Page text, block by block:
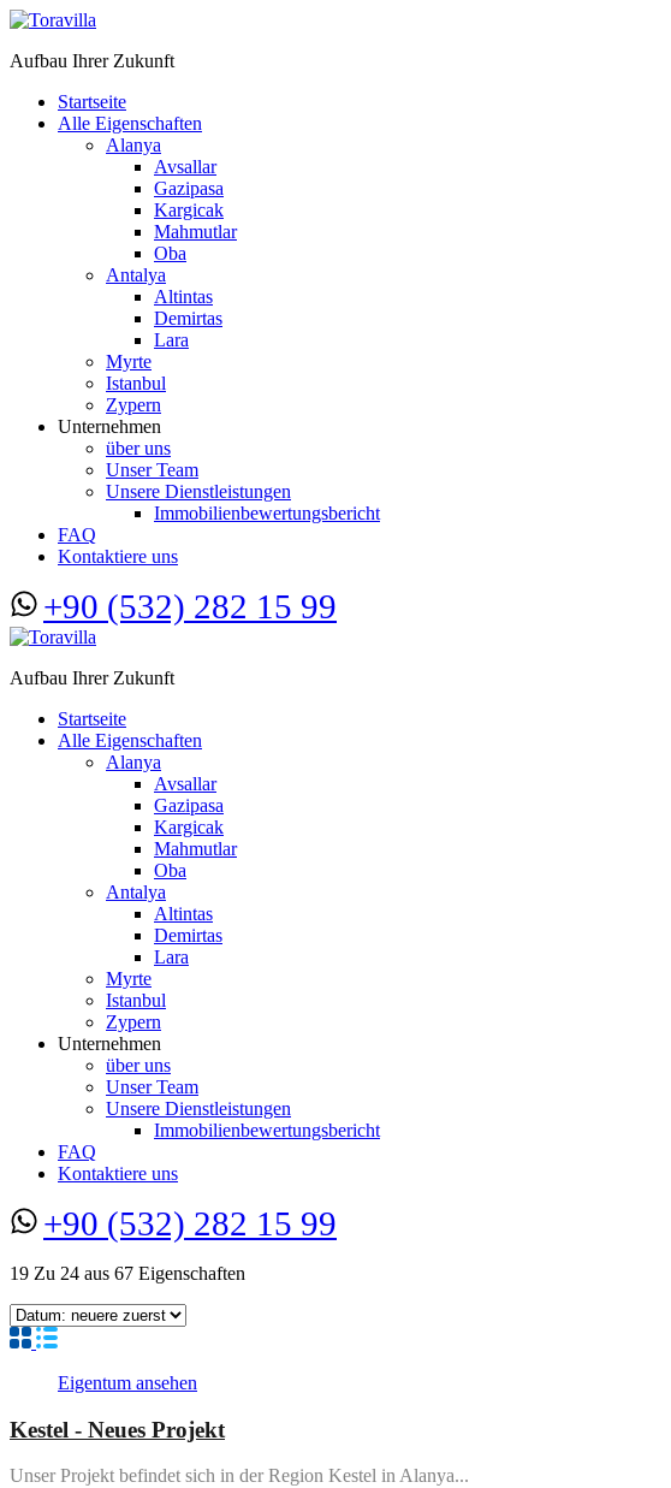
Aufbau Ihrer Zukunft
Startseite
Alle Eigenschaften
Alanya
Avsallar
Gazipasa
Kargicak
Mahmutlar
Oba
Antalya
Altintas
Demirtas
Lara
Myrte
Istanbul
Zypern
Unternehmen
über uns
Unser Team
Unsere Dienstleistungen
Immobilienbewertungsbericht
FAQ
Kontaktiere uns
+90 (532) 282 15 99
Aufbau Ihrer Zukunft
Startseite
Alle Eigenschaften
Alanya
Avsallar
Gazipasa
Kargicak
Mahmutlar
Oba
Antalya
Altintas
Demirtas
Lara
Myrte
Istanbul
Zypern
Unternehmen
über uns
Unser Team
Unsere Dienstleistungen
Immobilienbewertungsbericht
FAQ
Kontaktiere uns
+90 (532) 282 15 99
19 Zu 24 aus 67 Eigenschaften
Eigentum ansehen
Kestel - Neues Projekt
Unser Projekt befindet sich in der Region Kestel in Alanya...